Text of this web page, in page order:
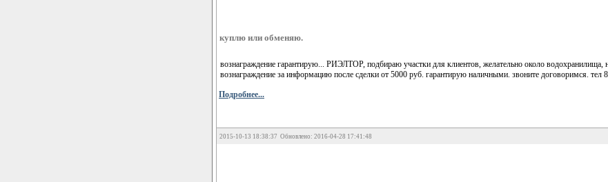
куплю или обменяю.
вознаграждение гарантирую... РИЭЛТОР, подбираю участки для клиентов, желательно около водохранилища,
вознаграждение за информацию после сделки от 5000 руб. гарантирую наличными. звоните договоримся.
Подробнее...
2015-10-13 18:38:37 Обновлено: 2016-04-28 17:41:48